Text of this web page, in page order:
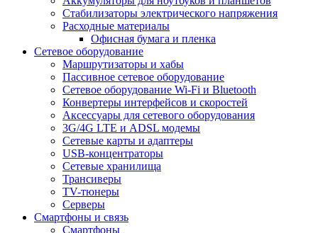
Стабилизаторы электрического напряжения
Расходные материалы
Офисная бумага и пленка
Сетевое оборудование
Маршрутизаторы и хабы
Пассивное сетевое оборудование
Сетевое оборудование Wi-Fi и Bluetooth
Конвертеры интерфейсов и скоростей
Аксессуары для сетевого оборудования
3G/4G LTE и ADSL модемы
Сетевые карты и адаптеры
USB-концентраторы
Сетевые хранилища
Трансиверы
TV-тюнеры
Серверы
Смартфоны и связь
Смартфоны